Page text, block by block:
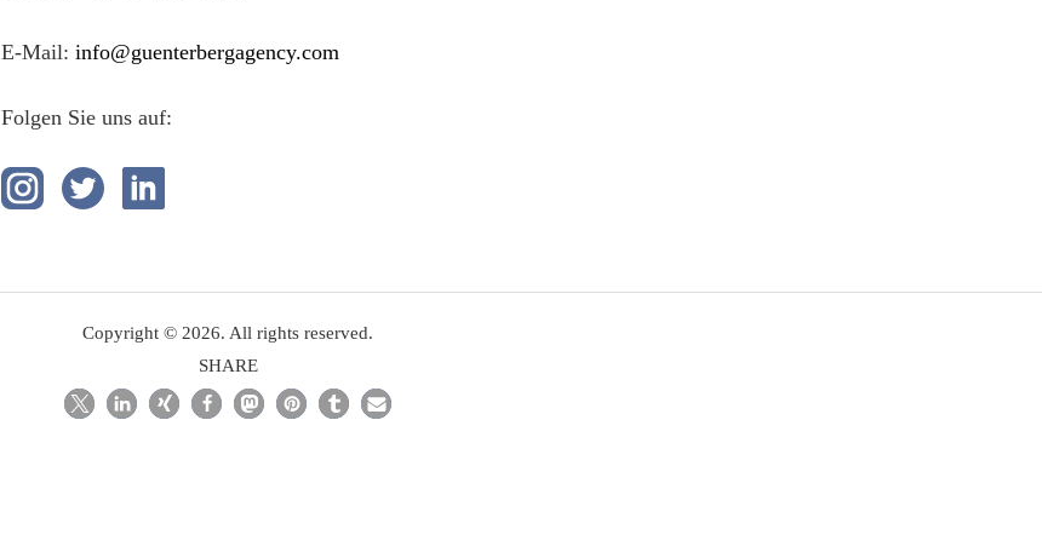
E-Mail:info@guenterbergagency.com
Folgen Sie uns auf:
Copyright © 2026. All rights reserved.
SHARE